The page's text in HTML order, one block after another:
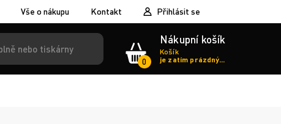
Vše o nákupu Kontakt Přihlásit se
0
Nákupní košík
Košík
je zatím prázdný...